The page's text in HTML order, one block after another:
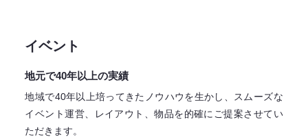
イベント
地元で40年以上の実績
地域で40年以上培ってきたノウハウを生かし、スムーズな
イベント運営、レイアウト、物品を的確にご提案させてい
ただきます。